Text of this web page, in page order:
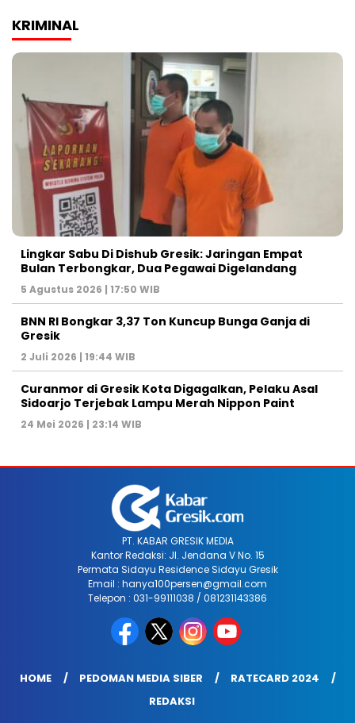
KRIMINAL
Lingkar Sabu Di Dishub Gresik: Jaringan Empat
Bulan Terbongkar, Dua Pegawai Digelandang
5 Agustus 2026 | 17:50 WIB
BNN RI Bongkar 3,37 Ton Kuncup Bunga Ganja di
Gresik
2 Juli 2026 | 19:44 WIB
Curanmor di Gresik Kota Digagalkan, Pelaku Asal
Sidoarjo Terjebak Lampu Merah Nippon Paint
24 Mei 2026 | 23:14 WIB
PT. KABAR GRESIK MEDIA
Kantor Redaksi: Jl. Jendana V No. 15
Permata Sidayu Residence Sidayu Gresik
Email : hanya100persen@gmail.com
Telepon : 031-99111038 / 081231143386
HOME PEDOMAN MEDIA SIBER
RATECARD 2024
REDAKSI